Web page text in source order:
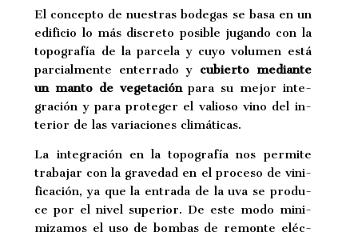
El con­cep­to de nues­tras bo­de­gas se basa en un
edi­fi­cio lo más dis­cre­to po­si­ble ju­gan­do con la
to­po­gra­fía de la par­ce­la y cuyo vo­lu­men está
par­cial­men­te en­te­rra­do y cu­bier­to me­dian­te
un manto de ve­ge­ta­ción para su mejor in­te­
gra­ción y para pro­te­ger el va­lio­so vino del in­
te­rior de las va­ria­cio­nes cli­má­ti­cas.
La in­te­gra­ción en la to­po­gra­fía nos per­mi­te
tra­ba­jar con la gra­ve­dad en el pro­ce­so de vi­ni­
fi­ca­ción, ya que la en­tra­da de la uva se pro­du­
ce por el nivel su­pe­rior. De este modo mi­ni­
mi­za­mos el uso de bom­bas de re­mon­te eléc­